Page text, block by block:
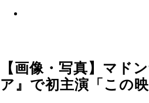
【画像・写真】マド
ア』で初主演「この